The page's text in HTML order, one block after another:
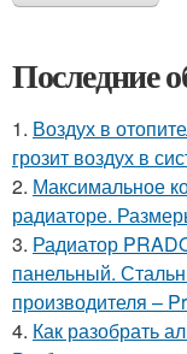
Последние
1. Воздух в
грозит воздух в
2. Максимальное
радиаторе.
3. Радиатор
панельный.
производителя –
4. Как разобрать